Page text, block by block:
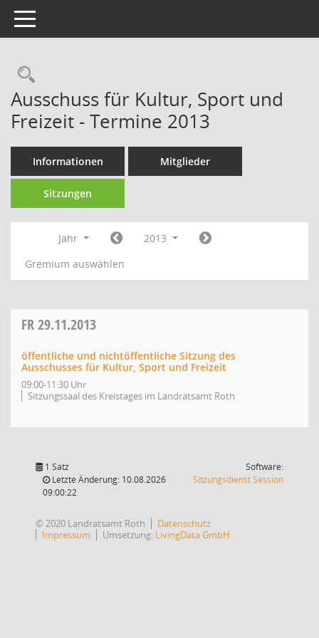
Toggle navigation
Rechercheauswahl
Ausschuss für Kultur, Sport und
Freizeit - Termine 2013
Informationen Mitglieder
Sitzungen
Jahr
2013
Gremium auswählen
FR29.11.2013
öffentliche und nichtöffentliche Sitzung des
Ausschusses für Kultur, Sport und Freizeit
09:00-11:30 Uhr
Sitzungssaal des Kreistages im Landratsamt Roth
1 Satz
Letzte Änderung: 10.08.2026
09:00:22
Software:
SitzungsdienstSession(Wird in
© 2020 Landratsamt Roth
Datenschutz
Impressum
Umsetzung: LivingData GmbH